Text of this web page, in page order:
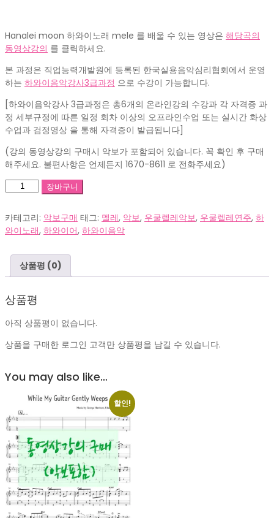
Hanalei moon 하와이노래 mele 를 배울 수 있는 영상은 해당곡의
동영상강의 를 클릭하세요.
본 과정은 직업능력개발원에 등록된 한국실용음악심리협회에서 운영
하는 하와이음악강사3급과정 으로 수강이 가능합니다.
[하와이음악강사 3급과정은 총6개의 온라인강의 수강과 각 자격증 과
정 세부규정에 따른 일정 회차 이상의 오프라인수업 또는 실시간 화상
수업과 검정영상 을 통해 자격증이 발급됩니다]
(강의 동영상강의 구매시 악보가 포함되어 있습니다. 꼭 확인 후 구매
해주세요. 불편사항은 언제든지 1670-8611 로 전화주세요)
MS_Hanalei
moon_3_5
수
량
장바구니
카테고리: 악보구매 태그: 멜레, 악보, 우쿨렐레악보, 우쿨렐레연주, 하
와이노래, 하와이어, 하와이음악
상품평 (0)
상품평
아직 상품평이 없습니다.
상품을 구매한 로그인 고객만 상품평을 남길 수 있습니다.
You may also like…
할인!